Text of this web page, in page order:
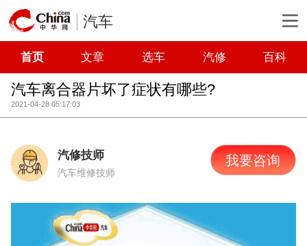
汽车
首页 文章 选车 汽修 百科
汽车离合器片坏了症状有哪些?
2021-04-28 05:17:03
汽修技师
汽车维修技师
我要咨询